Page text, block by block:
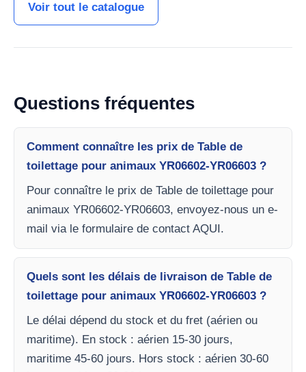
Voir tout le catalogue
Questions fréquentes
Comment connaître les prix de Table de
toilettage pour animaux YR06602-YR06603 ?
Pour connaître le prix de Table de toilettage pour
animaux YR06602-YR06603, envoyez-nous un e-
mail via le formulaire de contact AQUI.
Quels sont les délais de livraison de Table de
toilettage pour animaux YR06602-YR06603 ?
Le délai dépend du stock et du fret (aérien ou
maritime). En stock : aérien 15-30 jours,
maritime 45-60 jours. Hors stock : aérien 30-60